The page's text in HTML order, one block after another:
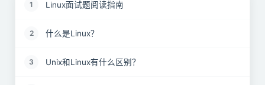
1 Linux面试题阅读指南
2 什么是Linux？
3 Unix和Linux有什么区别？